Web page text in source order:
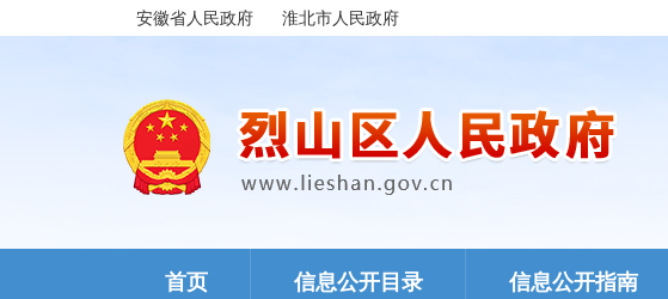
安徽省人民政府 淮北市人民政府
首页 信息公开目录 信息公开指南